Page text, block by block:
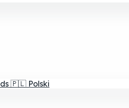
🇵🇱 Polski